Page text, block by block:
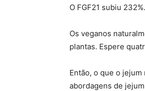
O FGF21 subiu 232%.
Os veganos
plantas. Espere
Então, o que o
abordagens de